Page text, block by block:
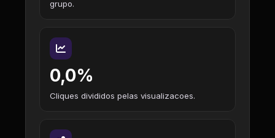
grupo.
0,0%
Cliques divididos pelas visualizacoes.